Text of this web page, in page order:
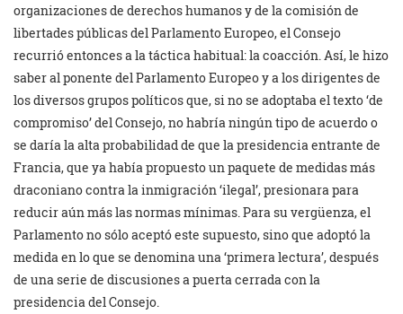
organizaciones de derechos humanos y de la comisión de
libertades públicas del Parlamento Europeo, el Consejo
recurrió entonces a la táctica habitual: la coacción. Así, le hizo
saber al ponente del Parlamento Europeo y a los dirigentes de
los diversos grupos políticos que, si no se adoptaba el texto ‘de
compromiso’ del Consejo, no habría ningún tipo de acuerdo o
se daría la alta probabilidad de que la presidencia entrante de
Francia, que ya había propuesto un paquete de medidas más
draconiano contra la inmigración ‘ilegal’, presionara para
reducir aún más las normas mínimas. Para su vergüenza, el
Parlamento no sólo aceptó este supuesto, sino que adoptó la
medida en lo que se denomina una ‘primera lectura’, después
de una serie de discusiones a puerta cerrada con la
presidencia del Consejo.